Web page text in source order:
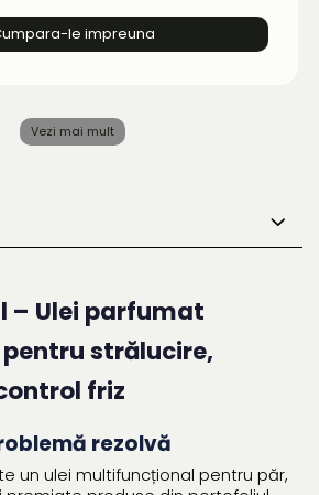
le impreuna
Vezi mai mult
– Ulei parfumat
strălucire,
friz
rezolvă
un ulei multifuncțional pentru păr,